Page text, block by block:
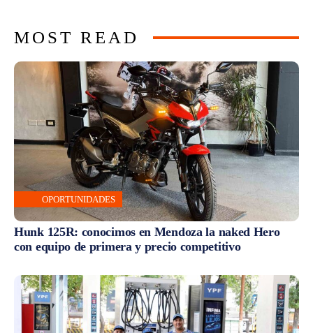
MOST READ
OPORTUNIDADES
Hunk 125R: conocimos en Mendoza la naked Hero
con equipo de primera y precio competitivo